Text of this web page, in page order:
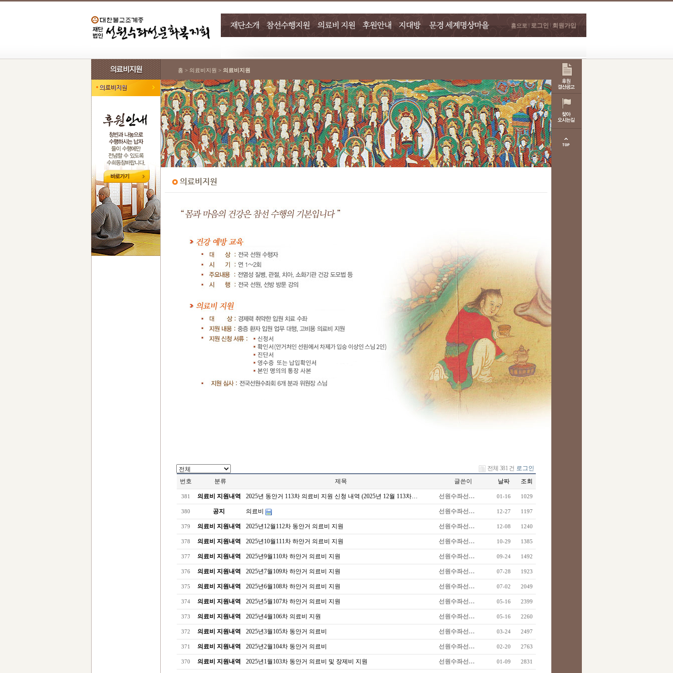
홈으로 로그인 회원가입
홈 > 의료비지원 > 의료비지원
전체 381 건 로그인
번호
분류 제목 글쓴이 날짜 조회
381 의료비 지원내역 2025년 동안거 113차 의료비 지원 신청 내역 (2025년 12월 113차… 선원수좌선… 01-16 1029
380 공지 의료비 선원수좌선… 12-27 1197
379 의료비 지원내역 2025년12월112차 동안거 의료비 지원 선원수좌선… 12-08 1240
378 의료비 지원내역 2025년10월111차 하안거 의료비 지원 선원수좌선… 10-29 1385
377 의료비 지원내역 2025년9월110차 하안거 의료비 지원 선원수좌선… 09-24 1492
376 의료비 지원내역 2025년7월109차 하안거 의료비 지원 선원수좌선… 07-28 1923
375 의료비 지원내역 2025년6월108차 하안거 의료비 지원 선원수좌선… 07-02 2049
374 의료비 지원내역 2025년5월107차 하안거 의료비 지원 선원수좌선… 05-16 2399
373 의료비 지원내역 2025년4월106차 의료비 지원 선원수좌선… 05-16 2260
372 의료비 지원내역 2025년3월105차 동안거 의료비 선원수좌선… 03-24 2497
371 의료비 지원내역 2025년2월104차 동안거 의료비 선원수좌선… 02-20 2763
370 의료비 지원내역 2025년1월103차 동안거 의료비 및 장제비 지원 선원수좌선… 01-09 2831